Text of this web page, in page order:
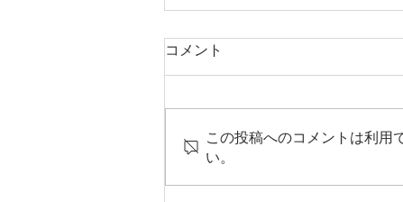
（募集）令和8年度 台湾裕毛
コメント
この投稿へのコメントは利用
い。